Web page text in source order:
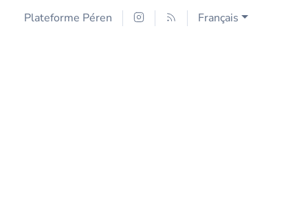
Plateforme Péren Français